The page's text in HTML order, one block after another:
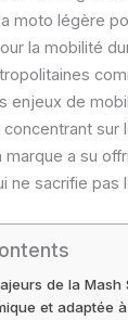
moto légère
la mobilité
enjeux de
concentrant
a su
ne sacrifie pas
de la Mash
et adaptée